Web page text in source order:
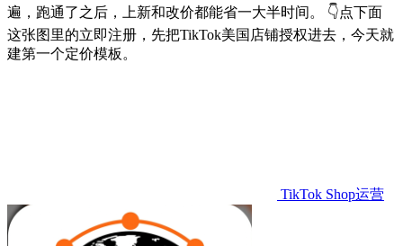
遍，跑通了之后，上新和改价都能省一大半时间。 👇点下面
这张图里的立即注册，先把TikTok美国店铺授权进去，今天就
建第一个定价模板。
TikTok Shop运营